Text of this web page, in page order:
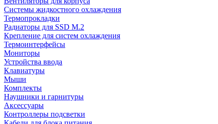
Системы жидкостного охлаждения
Термопрокладки
Радиаторы для SSD M.2
Крепление для систем охлаждения
Термоинтерфейсы
Мониторы
Устройства ввода
Клавиатуры
Мыши
Комплекты
Наушники и гарнитуры
Аксессуары
Контроллеры подсветки